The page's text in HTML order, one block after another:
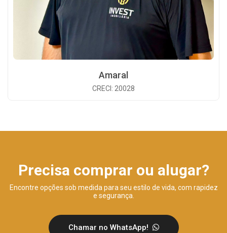
Amaral
CRECI: 20028
Precisa comprar ou alugar?
Encontre opções sob medida para seu estilo de vida, com rapidez
e segurança.
Chamar no WhatsApp!